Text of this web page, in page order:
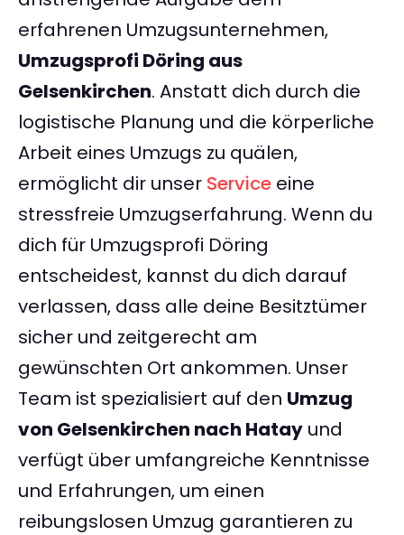
erfahrenen Umzugsunternehmen,
Umzugsprofi Döring aus
Gelsenkirchen. Anstatt dich durch die
logistische Planung und die körperliche
Arbeit eines Umzugs zu quälen,
ermöglicht dir unser Service eine
stressfreie Umzugserfahrung. Wenn du
dich für Umzugsprofi Döring
entscheidest, kannst du dich darauf
verlassen, dass alle deine Besitztümer
sicher und zeitgerecht am
gewünschten Ort ankommen. Unser
Team ist spezialisiert auf den Umzug
von Gelsenkirchen nach Hatay und
verfügt über umfangreiche Kenntnisse
und Erfahrungen, um einen
reibungslosen Umzug garantieren zu